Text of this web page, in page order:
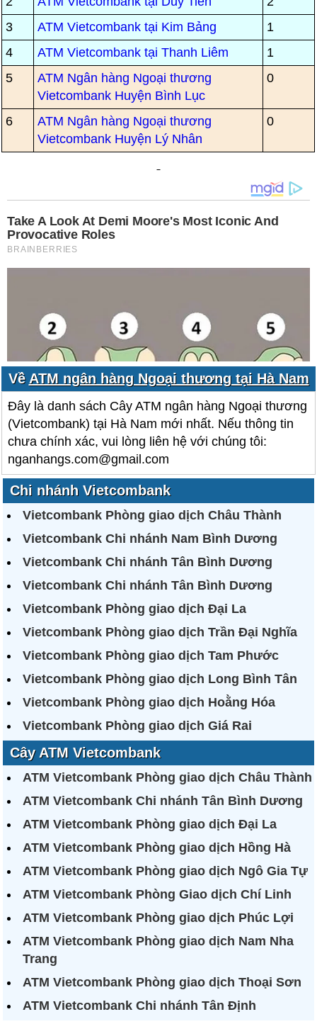
3
ATM Vietcombank tại Kim Bảng
1
4
ATM Vietcombank tại Thanh Liêm
1
5
ATM Ngân hàng Ngoại thương
Vietcombank Huyện Bình Lục
0
6
ATM Ngân hàng Ngoại thương
Vietcombank Huyện Lý Nhân
0
Về ATM ngân hàng Ngoại thương tại Hà Nam
Đây là danh sách Cây ATM ngân hàng Ngoại thương
(Vietcombank) tại Hà Nam mới nhất. Nếu thông tin
chưa chính xác, vui lòng liên hệ với chúng tôi:
nganhangs.com@gmail.com
Chi nhánh Vietcombank
Vietcombank Phòng giao dịch Châu Thành
Vietcombank Chi nhánh Nam Bình Dương
Vietcombank Chi nhánh Tân Bình Dương
Vietcombank Chi nhánh Tân Bình Dương
Vietcombank Phòng giao dịch Đại La
Vietcombank Phòng giao dịch Trần Đại Nghĩa
Vietcombank Phòng giao dịch Tam Phước
Vietcombank Phòng giao dịch Long Bình Tân
Vietcombank Phòng giao dịch Hoằng Hóa
Vietcombank Phòng giao dịch Giá Rai
Cây ATM Vietcombank
ATM Vietcombank Phòng giao dịch Châu Thành
ATM Vietcombank Chi nhánh Tân Bình Dương
ATM Vietcombank Phòng giao dịch Đại La
ATM Vietcombank Phòng giao dịch Hồng Hà
ATM Vietcombank Phòng giao dịch Ngô Gia Tự
ATM Vietcombank Phòng Giao dịch Chí Linh
ATM Vietcombank Phòng giao dịch Phúc Lợi
ATM Vietcombank Phòng giao dịch Nam Nha
Trang
ATM Vietcombank Phòng giao dịch Thoại Sơn
ATM Vietcombank Chi nhánh Tân Định